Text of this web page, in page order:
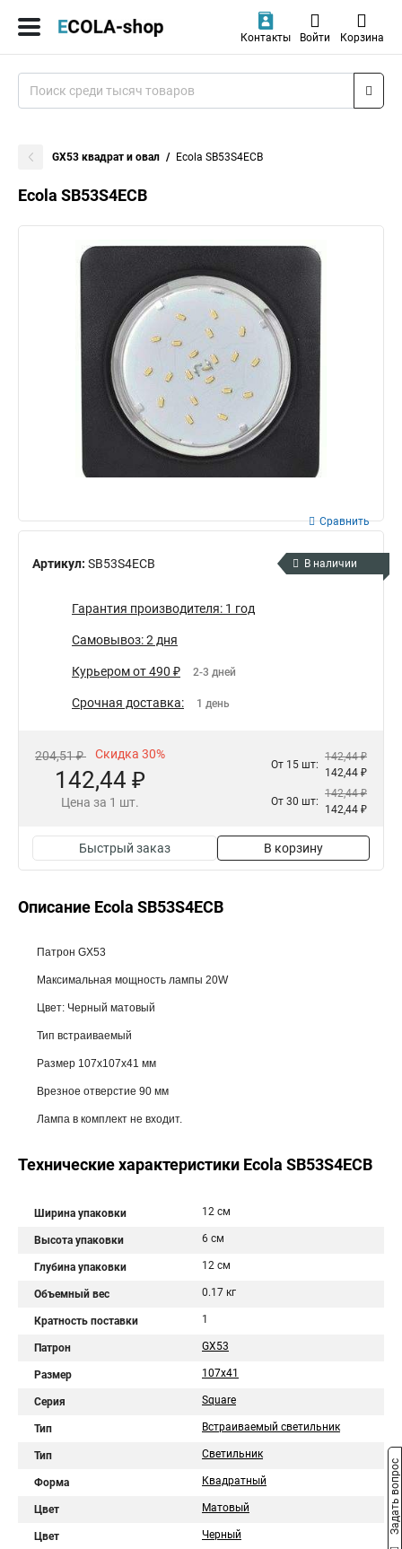
Контакты Войти Корзина
GX53 квадрат и овал Ecola SB53S4ECB
Ecola SB53S4ECB
Артикул: SB53S4ECB
Сравнить
В наличии
Гарантия производителя: 1 год
Самовывоз: 2 дня
Курьером от 490 ₽ 2-3 дней
Срочная доставка: 1 день
204,51 ₽ Скидка 30%
142,44 ₽
Цена за 1 шт.
От 15 шт:
142,44 ₽
142,44 ₽
От 30 шт:
142,44 ₽
142,44 ₽
Быстрый заказ В корзину
Описание Ecola SB53S4ECB
Патрон GX53
Максимальная мощность лампы 20W
Цвет: Черный матовый
Тип встраиваемый
Размер 107x107x41 мм
Врезное отверстие 90 мм
Лампа в комплект не входит.
Технические характеристики Ecola SB53S4ECB
Ширина упаковки 12 см
Высота упаковки 6 см
Глубина упаковки 12 см
Объемный вес 0.17 кг
Кратность поставки 1
Патрон GX53
Размер 107x41
Серия Square
Тип Встраиваемый светильник
Тип Светильник
Форма Квадратный
Цвет Матовый
Цвет Черный Задать вопрос